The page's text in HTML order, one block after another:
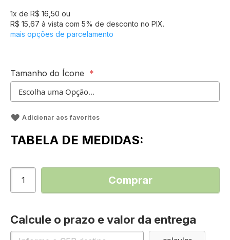
imagens
1x de R$ 16,50 ou
R$ 15,67 à vista com 5% de desconto no PIX.
mais opções de parcelamento
Tamanho do Ícone
Adicionar aos favoritos
TABELA DE MEDIDAS:
Comprar
Calcule o prazo e valor da entrega